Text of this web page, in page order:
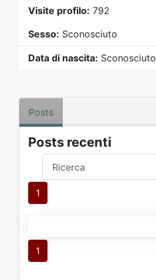
Visite profilo: 792
Sesso: Sconosciuto
Data di nascita: Sconosciuto
Posts
Posts recenti
1
1